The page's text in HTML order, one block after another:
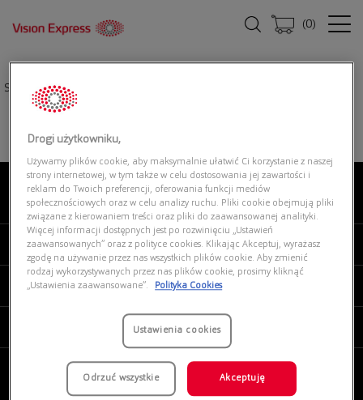
(0)
Strona główna|
O NAS
MOJE VISION EXPRESS
PRODUKTY I USŁUGI
Drogi użytkowniku,
Używamy plików cookie, aby maksymalnie ułatwić Ci korzystanie z naszej
strony internetowej, w tym także w celu dostosowania jej zawartości i
reklam do Twoich preferencji, oferowania funkcji mediów
społecznościowych oraz w celu analizy ruchu. Pliki cookie obejmują pliki
związane z kierowaniem treści oraz pliki do zaawansowanej analityki.
Więcej informacji dostępnych jest po rozwinięciu „Ustawień
zaawansowanych” oraz z polityce cookies. Klikając Akceptuj, wyrażasz
zgodę na używanie przez nas wszystkich plików cookie. Aby zmienić
rodzaj wykorzystywanych przez nas plików cookie, prosimy kliknąć
„Ustawienia zaawansowane”.
Polityka Cookies
Ustawienia cookies
Odrzuć wszystkie Akceptuję